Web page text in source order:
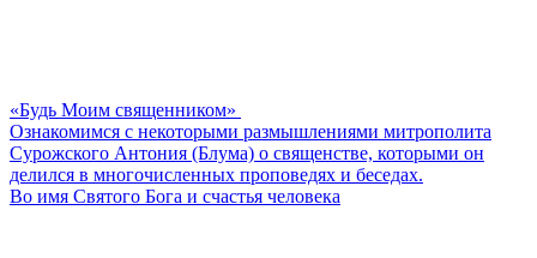
«Будь Моим священником»
Ознакомимся с некоторыми размышлениями митрополита
Сурожского Антония (Блума) о священстве, которыми он
делился в многочисленных проповедях и беседах.
Во имя Святого Бога и счастья человека